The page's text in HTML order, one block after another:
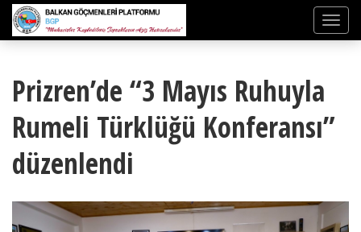
Prizren’de “3 Mayıs Ruhuyla
Rumeli Türklüğü Konferansı”
düzenlendi